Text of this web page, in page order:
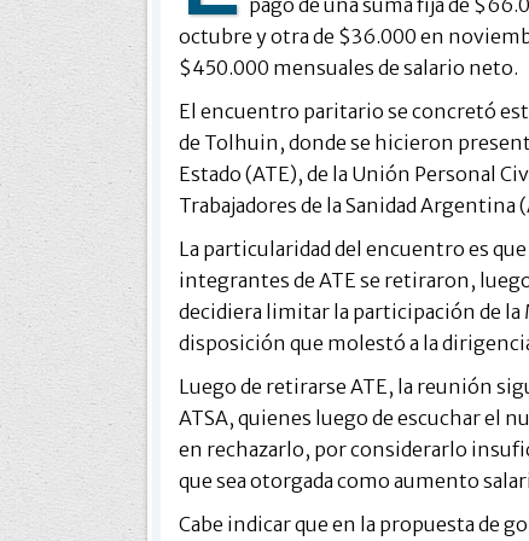
octubre y otra de $36.000 en
$450.000 mensuales de salario neto.
El encuentro paritario se concretó
de Tolhuin, donde se hicieron
Estado (ATE), de la Unión Personal
Trabajadores de la Sanidad Argentina
La particularidad del encuentro es
integrantes de ATE se retiraron,
decidiera limitar la participación de la
disposición que molestó a la
Luego de retirarse ATE, la reunión
ATSA, quienes luego de escuchar el
en rechazarlo, por considerarlo
que sea otorgada como aumento
Cabe indicar que en la propuesta de